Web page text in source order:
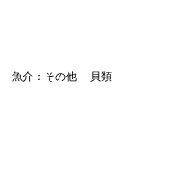
魚介：その他 貝類